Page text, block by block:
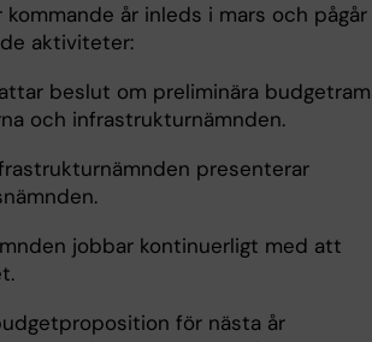
år inleds i mars och pågår
aktiviteter:
beslut om preliminära
och infrastrukturnämnden.
presenterar
jobbar kontinuerligt med att
för nästa år